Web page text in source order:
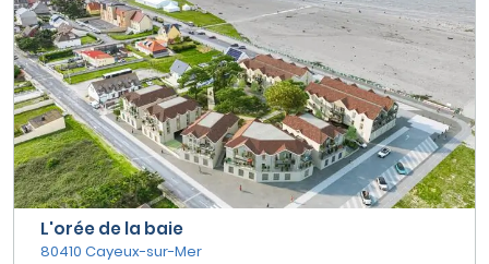
L'orée de la baie
80410 Cayeux-sur-Mer